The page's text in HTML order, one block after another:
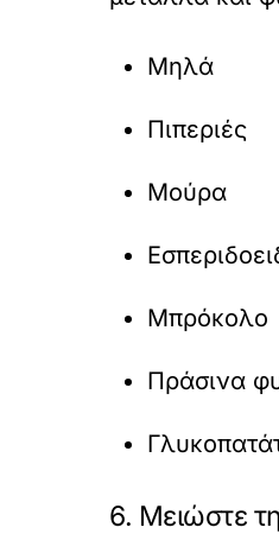
Μηλά
Πιπεριές
Μούρα
Μπρόκολο
Πράσινα
6. Μειώστε